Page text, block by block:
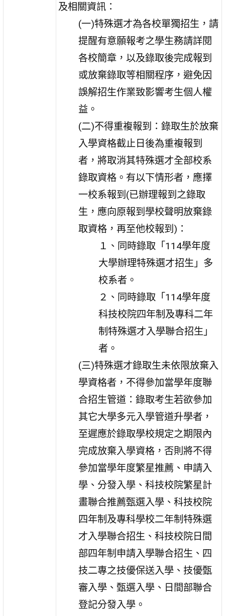
及相關資訊：
(一)特殊選才為各校單獨招生，請
提醒有意願報考之學生務請詳閱
各校簡章，以及錄取後完成報到
或放棄錄取等相關程序，避免因
誤解招生作業致影響考生個人權
益。
(二)不得重複報到：錄取生於放棄
入學資格截止日後為重複報到
者，將取消其特殊選才全部校系
錄取資格。有以下情形者，應擇
一校系報到(已辦理報到之錄取
生，應向原報到學校聲明放棄錄
取資格，再至他校報到)：
１、同時錄取「114學年度
大學辦理特殊選才招生」多
校系者。
２、同時錄取「114學年度
科技校院四年制及專科二年
制特殊選才入學聯合招生」
者。
(三)特殊選才錄取生未依限放棄入
學資格者，不得參加當學年度聯
合招生管道：錄取考生若欲參加
其它大學多元入學管道升學者，
至遲應於錄取學校規定之期限內
完成放棄入學資格，否則將不得
參加當學年度繁星推薦、申請入
學、分發入學、科技校院繁星計
畫聯合推薦甄選入學、科技校院
四年制及專科學校二年制特殊選
才入學聯合招生、科技校院日間
部四年制申請入學聯合招生、四
技二專之技優保送入學、技優甄
審入學、甄選入學、日間部聯合
登記分發入學。